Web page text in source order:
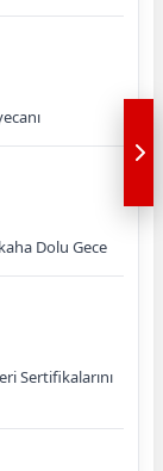
Dolu Gece
Sertifikalarını